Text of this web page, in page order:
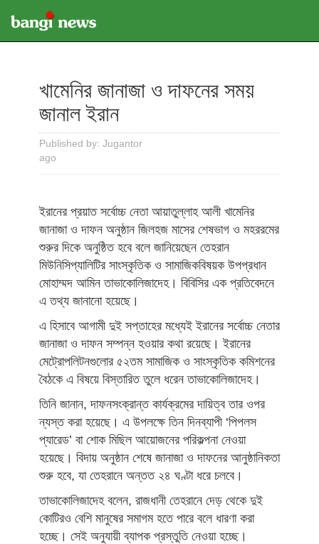
খামেনির জানাজা ও দাফনের সময়
জানাল ইরান
Published by: Jugantor
ago
ইরানের প্রয়াত সর্বোচ্চ নেতা আয়াতুল্লাহ আলী খামেনির
জানাজা ও দাফন অনুষ্ঠান জিলহজ মাসের শেষভাগ ও মহররমের
শুরুর দিকে অনুষ্ঠিত হবে বলে জানিয়েছেন তেহরান
মিউনিসিপ্যালিটির সাংস্কৃতিক ও সামাজিকবিষয়ক উপপ্রধান
মোহাম্মদ আমিন তাভাকোলিজাদেহ। বিবিসির এক প্রতিবেদনে
এ তথ্য জানানো হয়েছে।
এ হিসাবে আগামী দুই সপ্তাহের মধ্যেই ইরানের সর্বোচ্চ নেতার
জানাজা ও দাফন সম্পন্ন হওয়ার কথা রয়েছে। ইরানের
মেট্রোপলিটনগুলোর ৫২তম সামাজিক ও সাংস্কৃতিক কমিশনের
বৈঠকে এ বিষয়ে বিস্তারিত তুলে ধরেন তাভাকোলিজাদেহ।
তিনি জানান, দাফনসংক্রান্ত কার্যক্রমের দায়িত্ব তার ওপর
ন্যস্ত করা হয়েছে। এ উপলক্ষে তিন দিনব্যাপী ‘পিপলস
প্যারেড’ বা শোক মিছিল আয়োজনের পরিকল্পনা নেওয়া
হয়েছে। বিদায় অনুষ্ঠান শেষে জানাজা ও দাফনের আনুষ্ঠানিকতা
শুরু হবে, যা তেহরানে অন্তত ২৪ ঘণ্টা ধরে চলবে।
তাভাকোলিজাদেহ বলেন, রাজধানী তেহরানে দেড় থেকে দুই
কোটিরও বেশি মানুষের সমাগম হতে পারে বলে ধারণা করা
হচ্ছে। সেই অনুযায়ী ব্যাপক প্রস্তুতি নেওয়া হচ্ছে।